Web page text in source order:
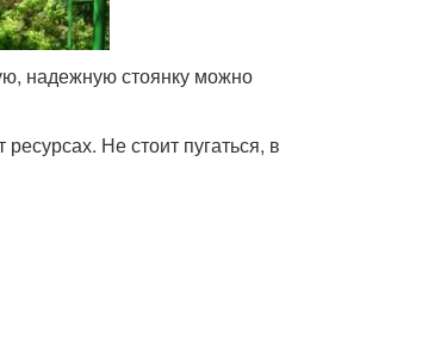
надежную стоянку можно
Не стоит пугаться, в